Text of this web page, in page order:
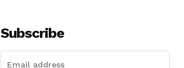
Subscribe